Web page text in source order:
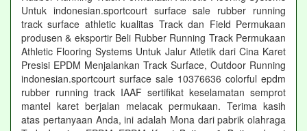
Untuk indonesian.sportcourt surface sale rubber running
track surface athletic kualitas Track dan Field Permukaan
produsen & eksportir Beli Rubber Running Track Permukaan
Athletic Flooring Systems Untuk Jalur Atletik dari Cina Karet
Presisi EPDM Menjalankan Track Surface, Outdoor Running
indonesian.sportcourt surface sale 10376636 colorful epdm
rubber running track IAAF sertifikat keselamatan semprot
mantel karet berjalan melacak permukaan. Terima kasih
atas pertanyaan Anda, ini adalah Mona dari pabrik olahraga